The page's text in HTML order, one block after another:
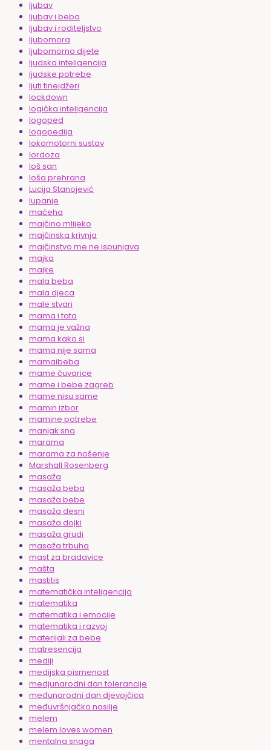
ljubav
ljubav i beba
ljubav i roditeljstvo
ljubomora
ljubomorno dijete
ljudska inteligencija
ljudske potrebe
ljuti tinejdžeri
lockdown
logička inteligencija
logoped
logopedija
lokomotorni sustav
lordoza
loš san
loša prehrana
Lucija Stanojević
lupanje
maćeha
majčino mlijeko
majčinska krivnja
majčinstvo me ne ispunjava
majka
majke
mala beba
mala djeca
male stvari
mama i tata
mama je važna
mama kako si
mama nije sama
mamaibeba
mame čuvarice
mame i bebe zagreb
mame nisu same
mamin izbor
mamine potrebe
manjak sna
marama
marama za nošenje
Marshall Rosenberg
masaža
masaža beba
masaža bebe
masaža desni
masaža dojki
masaža grudi
masaža trbuha
mast za bradavice
mašta
mastitis
matematička inteligencija
matematika
matematika i emocije
matematika i razvoj
materijali za bebe
matresencija
mediji
medijska pismenost
medjunarodni dan tolerancije
međunarodni dan djevojčica
međuvršnjačko nasilje
melem
melem loves women
mentalna snaga